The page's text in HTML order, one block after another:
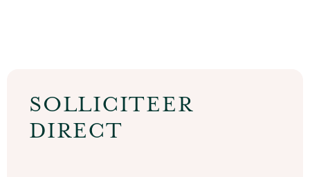
SOLLICITEER
DIRECT